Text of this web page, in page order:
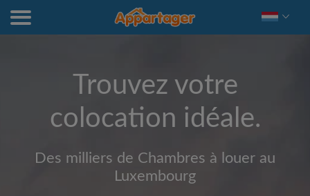
Trouvez votre
colocation idéale.
Des milliers de Chambres à louer au
Luxembourg